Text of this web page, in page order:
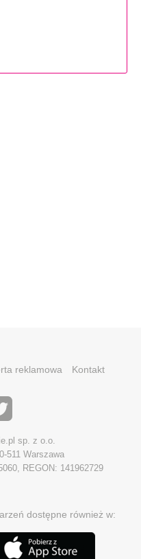
reklamowa Kontakt
sp. z o.o.
511 Warszawa
REGON: 141962729
dostępne również w: